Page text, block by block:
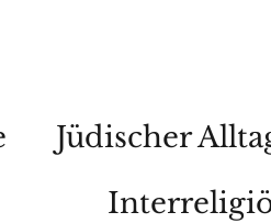
Jüdischer